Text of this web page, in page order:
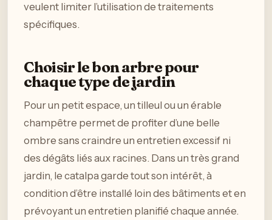
veulent limiter l’utilisation de traitements
spécifiques.
Choisir le bon arbre pour
chaque type de jardin
Pour un petit espace, un tilleul ou un érable
champêtre permet de profiter d’une belle
ombre sans craindre un entretien excessif ni
des dégâts liés aux racines. Dans un très grand
jardin, le catalpa garde tout son intérêt, à
condition d’être installé loin des bâtiments et en
prévoyant un entretien planifié chaque année.